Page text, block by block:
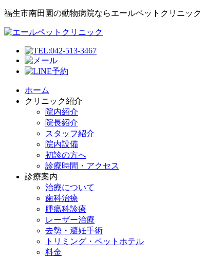
福生市南田園の動物病院ならエールペットクリニック
ホーム
クリニック紹介
院内紹介
院長紹介
スタッフ紹介
院内設備
初診の方へ
診療時間・アクセス
診療案内
治療について
歯科治療
腫瘍科診療
レーザー治療
去勢・避妊手術
トリミング・ペットホテル
料金